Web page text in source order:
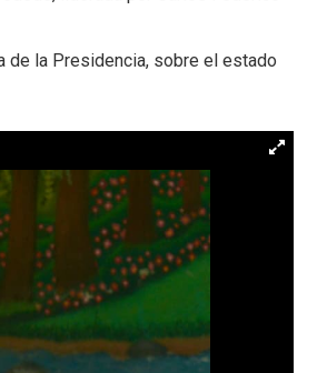
de la Presidencia, sobre el estado